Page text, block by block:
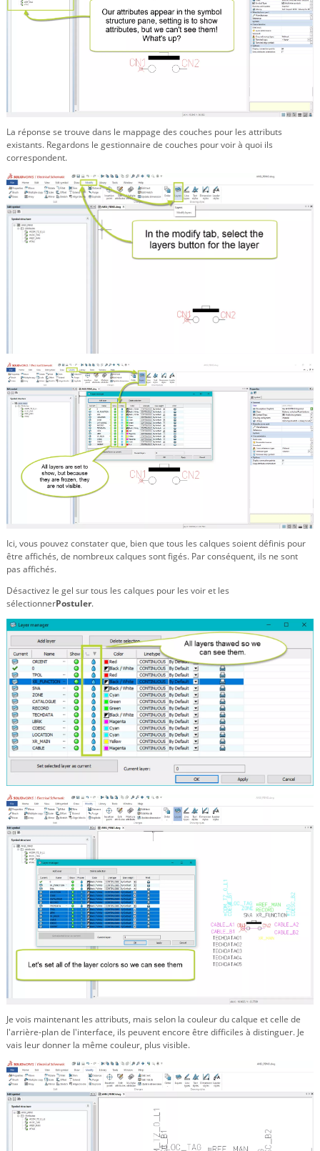
La réponse se trouve dans le mappage des couches pour les attributs
existants. Regardons le gestionnaire de couches pour voir à quoi ils
correspondent.
Ici, vous pouvez constater que, bien que tous les calques soient définis pour
être affichés, de nombreux calques sont figés. Par conséquent, ils ne sont
pas affichés.
Désactivez le gel sur tous les calques pour les voir et les
sélectionnerPostuler.
Je vois maintenant les attributs, mais selon la couleur du calque et celle de
l'arrière-plan de l'interface, ils peuvent encore être difficiles à distinguer. Je
vais leur donner la même couleur, plus visible.